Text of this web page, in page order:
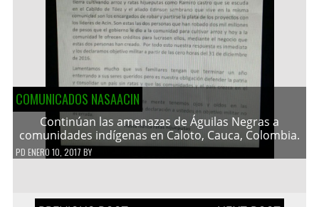
COMUNICADOS NASAACIN
Continúan las amenazas de Águilas Negras a
comunidades indígenas en Caloto, Cauca, Colombia.
PD ENERO 10, 2017 BY